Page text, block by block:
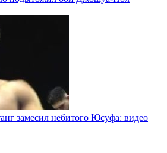
замесил небитого Юсуфа: видео